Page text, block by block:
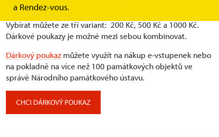
a Rendez-vous.
nejen příznivce hradů a zámků.
Vybírat můžete ze tří variant: ⁠ 200 Kč, 500 Kč a 1000 Kč.
Dárkové poukazy je možné mezi sebou kombinovat.
Dárkový poukaz můžete využít na nákup e-vstupenek nebo
na pokladně na více než 100 památkových objektů ve
správě Národního památkového ústavu.
CHCI DÁRKOVÝ POUKAZ